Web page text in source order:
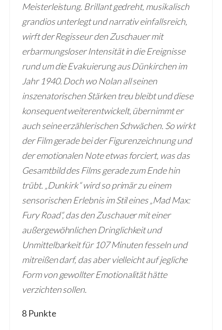
Meisterleistung. Brillant gedreht, musikalisch
grandios unterlegt und narrativ einfallsreich,
wirft der Regisseur den Zuschauer mit
erbarmungsloser Intensität in die Ereignisse
rund um die Evakuierung aus Dünkirchen im
Jahr 1940. Doch wo Nolan all seinen
inszenatorischen Stärken treu bleibt und diese
konsequent weiterentwickelt, übernimmt er
auch seine erzählerischen Schwächen. So wirkt
der Film gerade bei der Figurenzeichnung und
der emotionalen Note etwas forciert, was das
Gesamtbild des Films gerade zum Ende hin
trübt. „Dunkirk“ wird so primär zu einem
sensorischen Erlebnis im Stil eines „Mad Max:
Fury Road“, das den Zuschauer mit einer
außergewöhnlichen Dringlichkeit und
Unmittelbarkeit für 107 Minuten fesseln und
mitreißen darf, das aber vielleicht auf jegliche
Form von gewollter Emotionalität hätte
verzichten sollen.
8 Punkte